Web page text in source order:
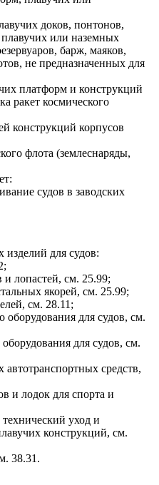
доков, понтонов,
или наземных
барж, маяков,
не предназначенных для
платформ и конструкций
ракет космического
конструкций корпусов
флота (землеснаряды,
судов в заводских
для судов:
и лопастей, см. 25.99;
якорей, см. 25.99;
см. 28.11;
оборудования для судов, см.
для судов, см.
средств,
и лодок для спорта и
уход и
конструкций, см.
38.31.